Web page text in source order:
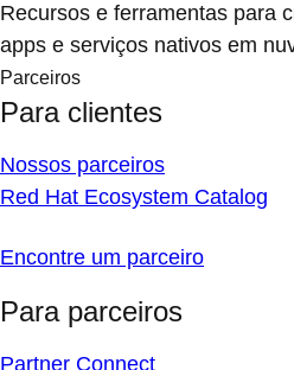
Recursos e ferramentas para
apps e serviços nativos em
Parceiros
Para clientes
Nossos parceiros
Red Hat Ecosystem Catalog
Encontre um parceiro
Para parceiros
Partner Connect